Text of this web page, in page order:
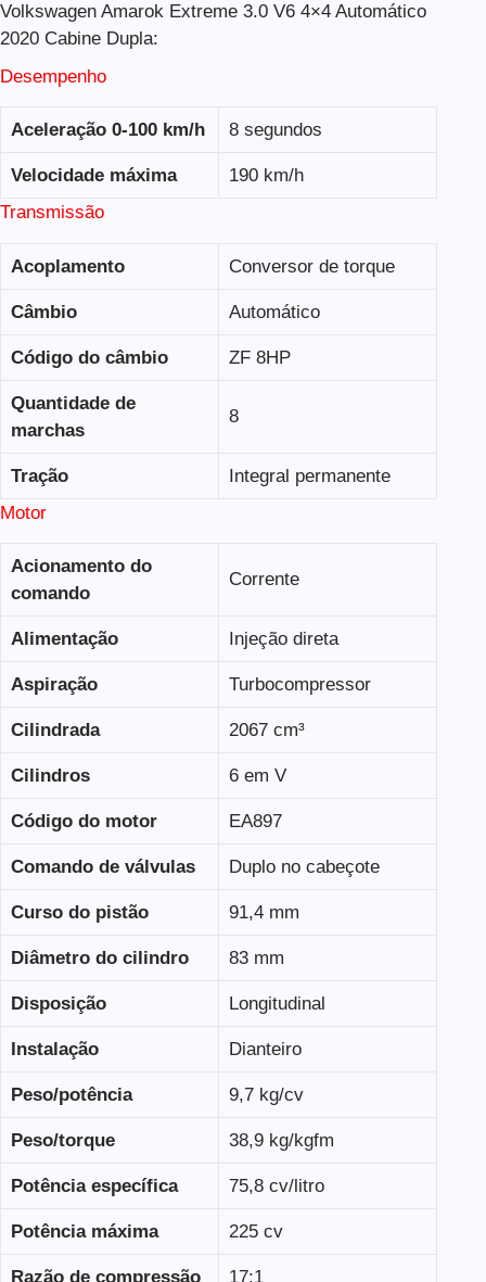
Volkswagen Amarok Extreme 3.0 V6 4×4 Automático
2020 Cabine Dupla:
Desempenho
Aceleração 0-100 km/h 8 segundos
Velocidade máxima
190 km/h
Transmissão
Acoplamento Conversor de torque
Câmbio Automático
Código do câmbio ZF 8HP
Quantidade de
marchas
8
Tração
Integral permanente
Motor
Acionamento do
comando
Corrente
Alimentação Injeção direta
Aspiração Turbocompressor
Cilindrada 2067 cm³
Cilindros 6 em V
Código do motor EA897
Comando de válvulas Duplo no cabeçote
Curso do pistão 91,4 mm
Diâmetro do cilindro 83 mm
Disposição Longitudinal
Instalação Dianteiro
Peso/potência 9,7 kg/cv
Peso/torque 38,9 kg/kgfm
Potência específica 75,8 cv/litro
Potência máxima 225 cv
Razão de compressão 17:1